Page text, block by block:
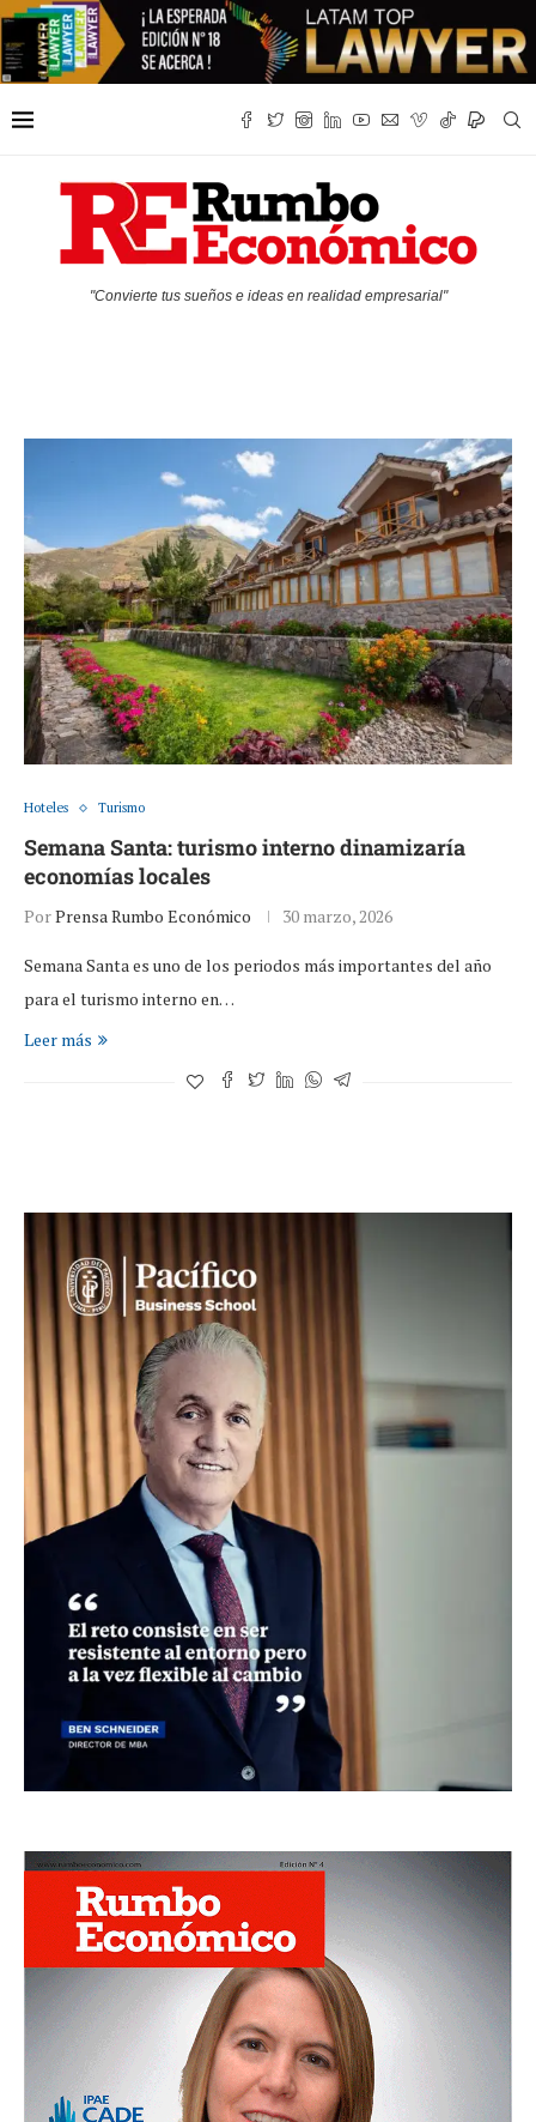
"Convierte tus sueños e ideas en realidad empresarial"
Hoteles Turismo
Semana Santa: turismo interno dinamizaría
economías locales
PorPrensa Rumbo Económico 30 marzo, 2026
Semana Santa es uno de los periodos más importantes del año
para el turismo interno en…
Leer más